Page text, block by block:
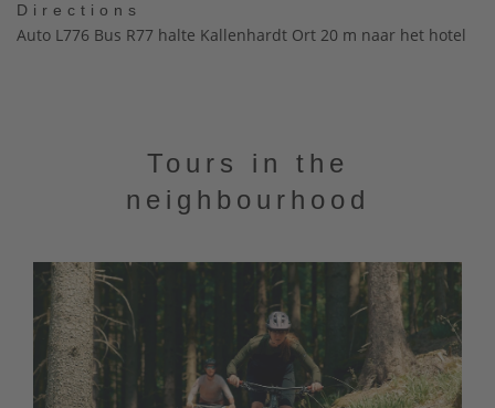
Directions
Auto L776 Bus R77 halte Kallenhardt Ort 20 m naar het hotel
Tours in the
neighbourhood